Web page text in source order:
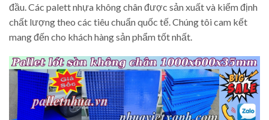
đầu. Các palett nhựa không chân được sản xuất và kiểm định
chất lượng theo các tiêu chuẩn quốc tế. Chúng tôi cam kết
mang đến cho khách hàng sản phẩm tốt nhất.